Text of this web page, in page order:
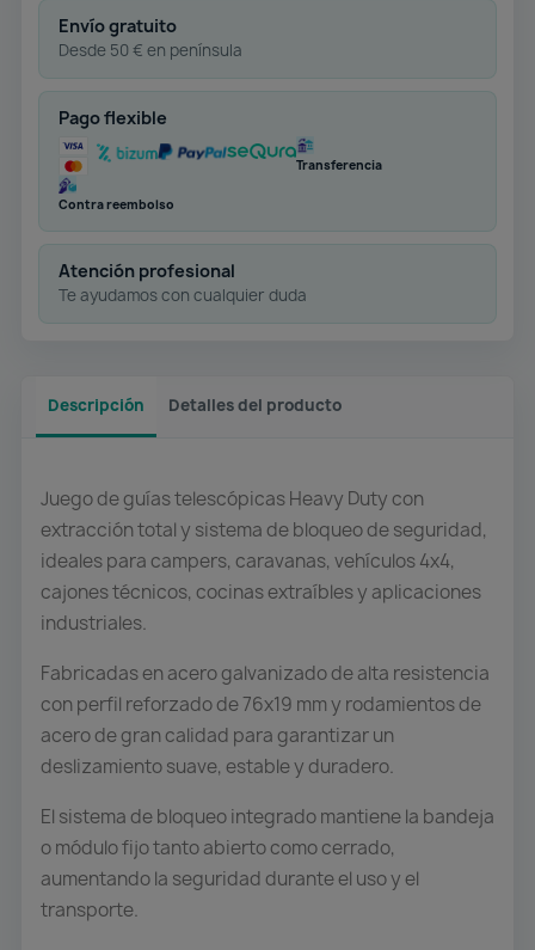
Envío gratuito
Desde 50 € en península
Pago flexible
Transferencia
Contra reembolso
Atención profesional
Te ayudamos con cualquier duda
Descripción Detalles del producto
Juego de guías telescópicas Heavy Duty con
extracción total y sistema de bloqueo de seguridad,
ideales para campers, caravanas, vehículos 4x4,
cajones técnicos, cocinas extraíbles y aplicaciones
industriales.
Fabricadas en acero galvanizado de alta resistencia
con perfil reforzado de 76x19 mm y rodamientos de
acero de gran calidad para garantizar un
deslizamiento suave, estable y duradero.
El sistema de bloqueo integrado mantiene la bandeja
o módulo fijo tanto abierto como cerrado,
aumentando la seguridad durante el uso y el
transporte.